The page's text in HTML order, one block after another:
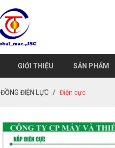
GIỚI THIỆU SẢN PHẨM
ĐỒNG ĐIỆN LỰC Điện cực